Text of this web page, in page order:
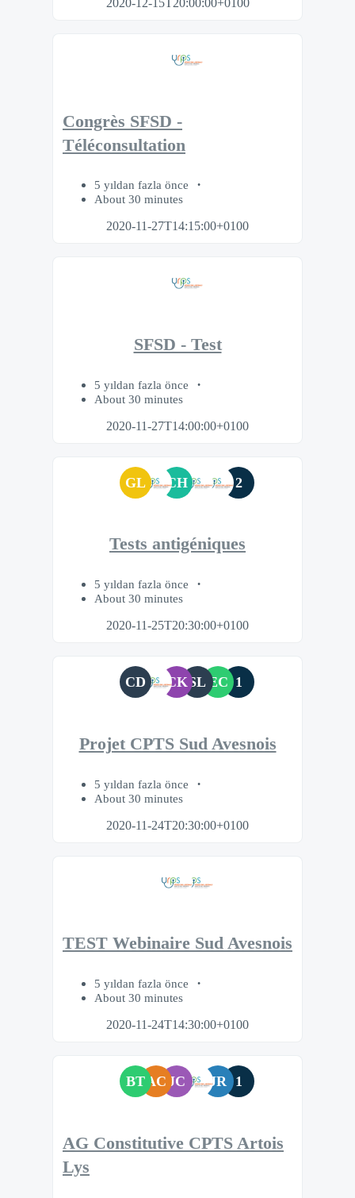
Congrès SFSD -
Téléconsultation
5 yıldan fazla önce
About 30 minutes
2020-11-27T14:15:00+0100
SFSD - Test
5 yıldan fazla önce
About 30 minutes
2020-11-27T14:00:00+0100
GL CH 2
Tests antigéniques
5 yıldan fazla önce
About 30 minutes
2020-11-25T20:30:00+0100
CD CK SL EC 1
Projet CPTS Sud Avesnois
5 yıldan fazla önce
About 30 minutes
2020-11-24T20:30:00+0100
TEST Webinaire Sud Avesnois
5 yıldan fazla önce
About 30 minutes
2020-11-24T14:30:00+0100
BT AC JC JR 1
AG Constitutive CPTS Artois
Lys